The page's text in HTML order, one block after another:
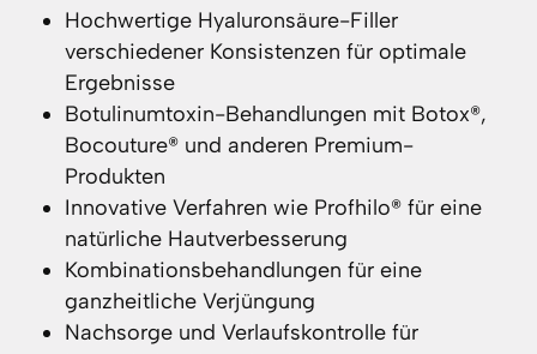
Hochwertige Hyaluronsäure-Filler
verschiedener Konsistenzen für optimale
Ergebnisse
Botulinumtoxin-Behandlungen mit Botox®,
Bocouture® und anderen Premium-
Produkten
Innovative Verfahren wie Profhilo® für eine
natürliche Hautverbesserung
Kombinationsbehandlungen für eine
ganzheitliche Verjüngung
Nachsorge und Verlaufskontrolle für